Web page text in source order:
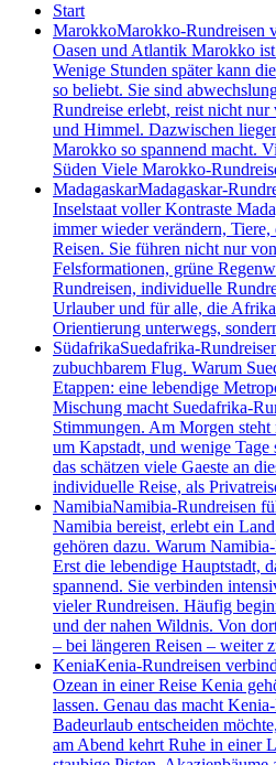
Start
MarokkoMarokko-Rundreisen
Oasen und Atlantik Marokko ist
Wenige Stunden später kann
so beliebt. Sie sind
Rundreise erlebt, reist nicht
und Himmel. Dazwischen
Marokko so spannend macht.
Süden Viele Marokko-
MadagaskarMadagaskar-
Inselstaat voller Kontraste
immer wieder verändern,
Reisen. Sie führen nicht nur
Felsformationen, grüne
Rundreisen, individuelle
Urlauber und für alle, die Afrika
Orientierung unterwegs,
SüdafrikaSuedafrika-
zubuchbarem Flug. Warum
Etappen: eine lebendige
Mischung macht Suedafrika-
Stimmungen. Am Morgen
um Kapstadt, und wenige
das schätzen viele Gaeste an
individuelle Reise, als
NamibiaNamibia-Rundreisen
Namibia bereist, erlebt ein
gehören dazu. Warum
Erst die lebendige Hauptstadt,
spannend. Sie verbinden
vieler Rundreisen. Häufig
und der nahen Wildnis. Von
– bei längeren Reisen – weiter
KeniaKenia-Rundreisen
Ozean in einer Reise Kenia
lassen. Genau das macht
Badeurlaub entscheiden
am Abend kehrt Ruhe in einer